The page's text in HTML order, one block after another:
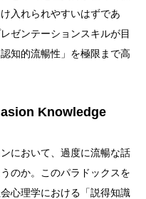
入れられやすいはずであ
ゼンテーションスキルが目
知的流暢性」を極限まで高
Knowledge
において、過度に流暢な話
のか。このパラドックスを
心理学における「説得知識